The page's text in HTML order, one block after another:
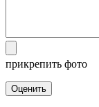
прикрепить фото
Оценить